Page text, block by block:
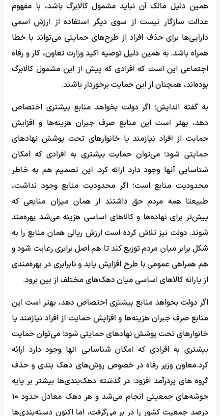
همین دلیل مالک آن نباید مشمول کالابرگ باشد، با مفهوم
عدالت سازگار نیست از سوی دیگر استفاده از ارزش اسمی
دارایی‌ها برای حذف افراد از طرح‌های حمایتی می‌تواند با خطا
همراه باشد. به همین دلیل توصیه اکید وزارت تعاون، کار و رفاه
اجتماعی این است که افرادی که پیش از این مشمول کالابرگ
بوده‌اند، همچنان از این حمایت برخوردار باشند.
به گفته اندایش؛ اگر دولت بخواهد منابع بیشتری اختصاص
دهد، بهتر است این منابع صرف جبران هزینه‌ها و افزایش
حمایت از افراد نیازمند یا خانوارهای تحت پوشش نهادهای
حمایتی شود؛ می‌توان حمایت بیشتری به افرادی که امکان
شناسایی آنها وجود دارد ارائه کرد. این تصمیم هم به خاطر
محدودیت منابع است؛ اگر محدودیت منابع وجود نداشت،
طبیعتا همه مردم حق داشتند از همان میزان منابعی که
پیش‌تر برای نهاده‌ها و کالاهای اساسی هزینه می‌شد بهره‌مند
شوند. دولت نیز تلاش کرده است ارزش ریالی همان منابع را به
شکل برابر میان مردم توزیع کند تا هم اصل برابری رعایت شود و
هم همراهی عمومی با طرح افزایش یابد و نابرابری در بهره‌مندی
از یارانه کالاهای اساسی میان دهک‌های مختلف از بین برود.
اگر دولت بخواهد منابع بیشتری اختصاص دهد، بهتر است این
منابع صرف جبران هزینه‌ها و افزایش حمایت از افراد نیازمند یا
خانوارهای تحت پوشش نهادهای حمایتی شود؛ می‌توان حمایت
بیشتری به افرادی که امکان شناسایی آنها وجود دارد ارائه
کرد.معاون وزیر رفاه در خصوص روش‌های دهک بندی و حذف
گروه های پردرآمد افزود: در گذشته دهک‌بندی‌ها بیشتر بر پایه
خوشه‌های جمعیتی انجام می‌شد و هر دهک معادل حدود ۱۰
درصد جمعیت کشور را در بر می‌گرفت، اما اکنون دسته‌بندی‌ها